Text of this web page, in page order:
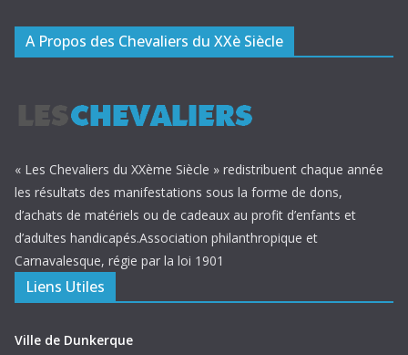
A Propos des Chevaliers du XXè Siècle
« Les Chevaliers du XXème Siècle » redistribuent chaque année
les résultats des manifestations sous la forme de dons,
d’achats de matériels ou de cadeaux au profit d’enfants et
d’adultes handicapés.Association philanthropique et
Carnavalesque, régie par la loi 1901
Liens Utiles
Ville de Dunkerque